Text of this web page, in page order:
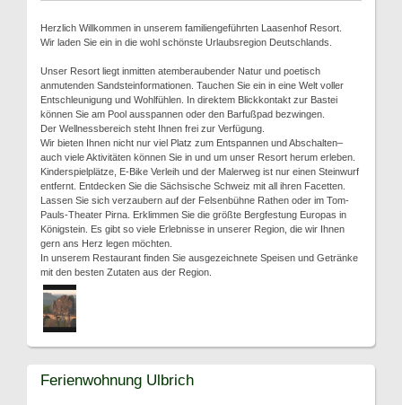
Herzlich Willkommen in unserem familiengeführten Laasenhof Resort.
Wir laden Sie ein in die wohl schönste Urlaubsregion Deutschlands.
Unser Resort liegt inmitten atemberaubender Natur und poetisch
anmutenden Sandsteinformationen. Tauchen Sie ein in eine Welt voller
Entschleunigung und Wohlfühlen. In direktem Blickkontakt zur Bastei
können Sie am Pool ausspannen oder den Barfußpad bezwingen.
Der Wellnessbereich steht Ihnen frei zur Verfügung.
Wir bieten Ihnen nicht nur viel Platz zum Entspannen und Abschalten–
auch viele Aktivitäten können Sie in und um unser Resort herum erleben.
Kinderspielplätze, E-Bike Verleih und der Malerweg ist nur einen Steinwurf
entfernt. Entdecken Sie die Sächsische Schweiz mit all ihren Facetten.
Lassen Sie sich verzaubern auf der Felsenbühne Rathen oder im Tom-
Pauls-Theater Pirna. Erklimmen Sie die größte Bergfestung Europas in
Königstein. Es gibt so viele Erlebnisse in unserer Region, die wir Ihnen
gern ans Herz legen möchten.
In unserem Restaurant finden Sie ausgezeichnete Speisen und Getränke
mit den besten Zutaten aus der Region.
Ferienwohnung Ulbrich